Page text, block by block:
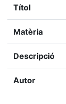
Títol
Matèria
Descripció
Autor